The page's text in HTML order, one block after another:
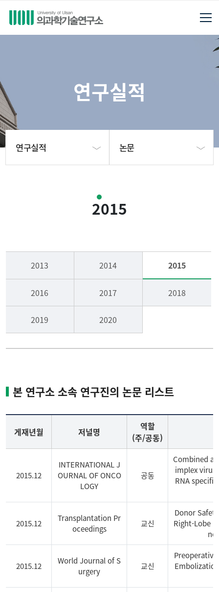
연구실적
연구실적
연구분야
정보마당
논문
특허
연구비수주
2015
2013 2014 2015
2016 2017 2018
2019 2020
본 연구소 소속 연구진의 논문 리스트
게재년월 저널명
역할
(주/공동)
2015.12
INTERNATIONAL J
OURNAL OF ONCO
LOGY
공동
Combined
implex
RNA
2015.12
Transplantation Pr
oceedings
교신
Donor
Right-Lobe
2015.12
World Journal of S
urgery
교신